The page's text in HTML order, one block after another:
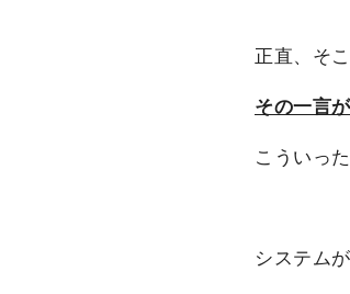
正直、そ
その一言
こういった
システム